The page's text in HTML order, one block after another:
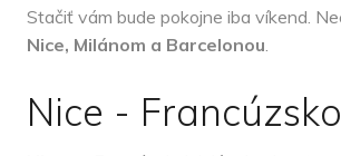
Stačiť vám bude pokojne iba víkend.
Nice, Milánom a Barcelonou
Nice - Francúzsko